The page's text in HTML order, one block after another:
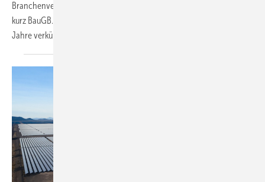
Branchenverband BSW Solar eine Privilegierung im Baugesetzbuch –
kurz BauGB. Genehmigungsprozesse ließen sich so um ein bis zwei
Jahreverkürzen.